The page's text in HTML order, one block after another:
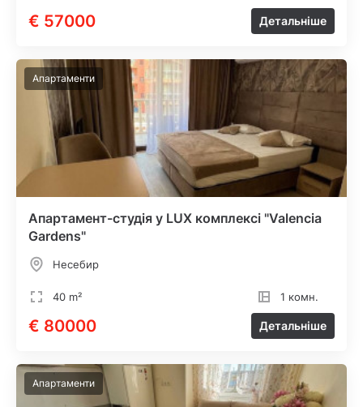
€ 57000 Детальніше
Апартаменти
Апартамент-студія у LUX комплексі "Valencia
Gardens"
Несебир
40 m² 1 комн.
€ 80000 Детальніше
Апартаменти